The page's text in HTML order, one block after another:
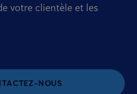
votre clientèle et les
NOUS